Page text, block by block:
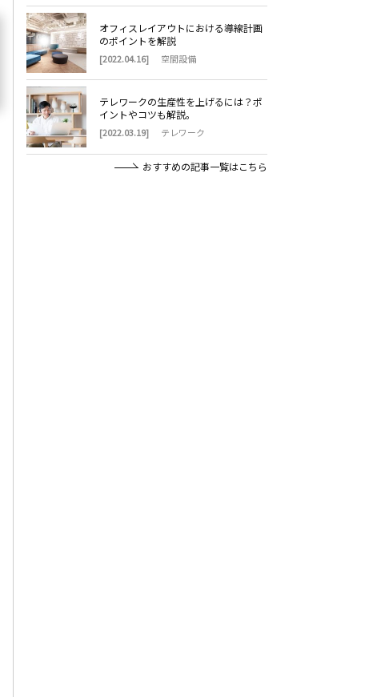
オフィスレイアウトにおける導線計画
のポイントを解説
[2022.04.16] 空間設備
テレワークの生産性を上げるには？ポ
イントやコツも解説。
[2022.03.19] テレワーク
おすすめの記事一覧はこちら